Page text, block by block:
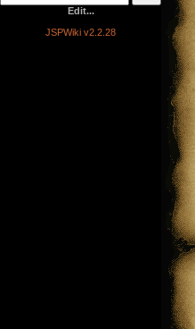
Edit...
JSPWiki v2.2.28